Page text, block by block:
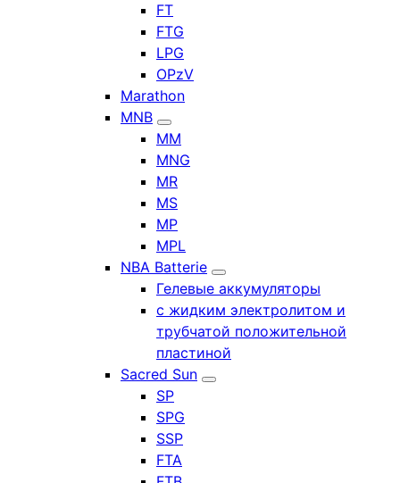
FT
FTG
LPG
OPzV
Marathon
MNB
MM
MNG
MR
MS
MP
MPL
NBA Batterie
Гелевые аккумуляторы
с жидким электролитом и
трубчатой положительной
пластиной
Sacred Sun
SP
SPG
SSP
FTA